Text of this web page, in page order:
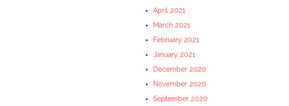
April 2021
March 2021
February 2021
January 2021
December 2020
November 2020
September 2020